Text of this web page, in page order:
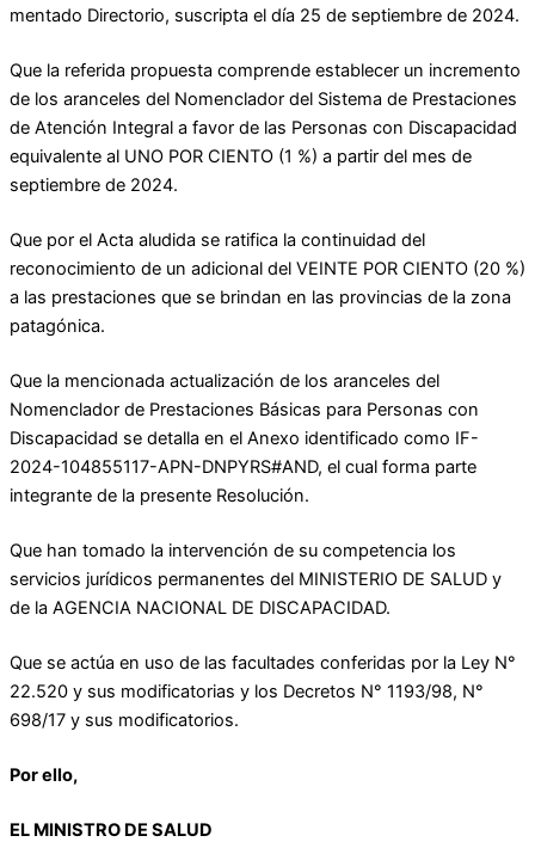
mentado Directorio, suscripta el día 25 de septiembre de 2024.
Que la referida propuesta comprende establecer un incremento
de los aranceles del Nomenclador del Sistema de Prestaciones
de Atención Integral a favor de las Personas con Discapacidad
equivalente al UNO POR CIENTO (1 %) a partir del mes de
septiembre de 2024.
Que por el Acta aludida se ratifica la continuidad del
reconocimiento de un adicional del VEINTE POR CIENTO (20 %)
a las prestaciones que se brindan en las provincias de la zona
patagónica.
Que la mencionada actualización de los aranceles del
Nomenclador de Prestaciones Básicas para Personas con
Discapacidad se detalla en el Anexo identificado como IF-
2024-104855117-APN-DNPYRS#AND, el cual forma parte
integrante de la presente Resolución.
Que han tomado la intervención de su competencia los
servicios jurídicos permanentes del MINISTERIO DE SALUD y
de la AGENCIA NACIONAL DE DISCAPACIDAD.
Que se actúa en uso de las facultades conferidas por la Ley N°
22.520 y sus modificatorias y los Decretos N° 1193/98, N°
698/17 y sus modificatorios.
Por ello,
EL MINISTRO DE SALUD